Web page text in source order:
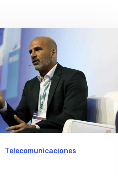
Telecomunicaciones